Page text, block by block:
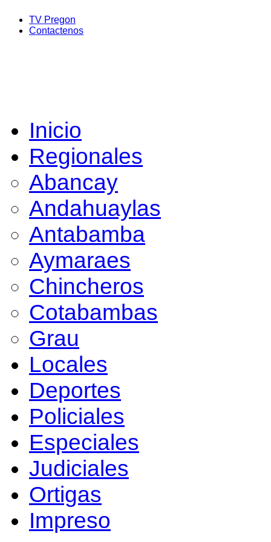
TV Pregon
Contactenos
Inicio
Regionales
Abancay
Andahuaylas
Antabamba
Aymaraes
Chincheros
Cotabambas
Grau
Locales
Deportes
Policiales
Especiales
Judiciales
Ortigas
Impreso